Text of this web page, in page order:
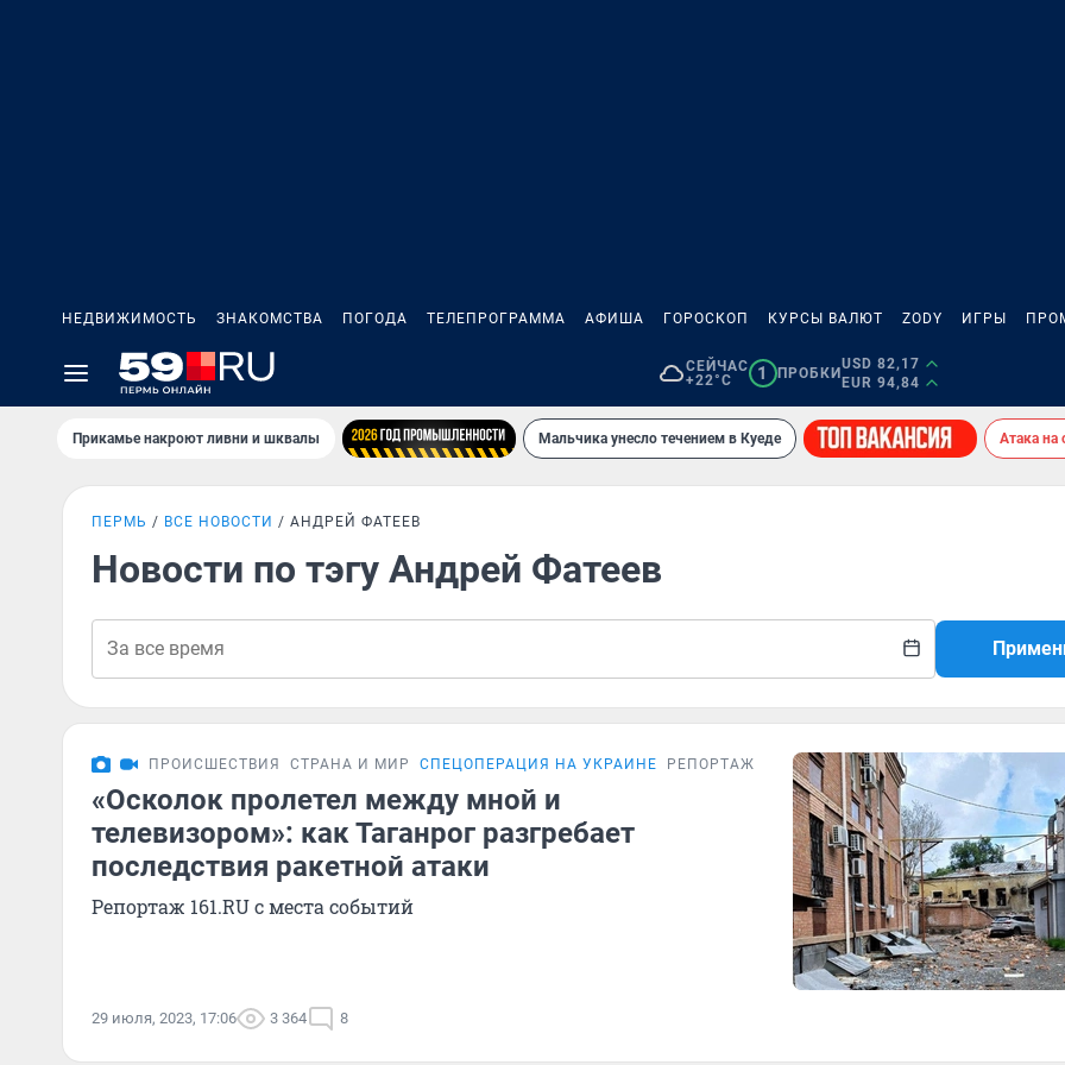
НЕДВИЖИМОСТЬ ЗНАКОМСТВА ПОГОДА ТЕЛЕПРОГРАММА АФИША ГОРОСКОП КУРСЫ ВАЛЮТ ZODY ИГРЫ
СЕЙЧАС
+22°C
1 ПРОБКИ
USD 82,17
EUR 94,84
Прикамье накроют ливни и шквалы Мальчика унесло течением в Куеде Атака на
ПЕРМЬ ВСЕ НОВОСТИ АНДРЕЙ ФАТЕЕВ
Новости по тэгу Андрей Фатеев
ПРОИСШЕСТВИЯ СТРАНА И МИР СПЕЦОПЕРАЦИЯ НА УКРАИНЕ РЕПОРТАЖ
«Осколок пролетел между мной и
телевизором»: как Таганрог разгребает
последствия ракетной атаки
Репортаж 161.RU с места событий
29 июля, 2023, 17:06 3 364 8